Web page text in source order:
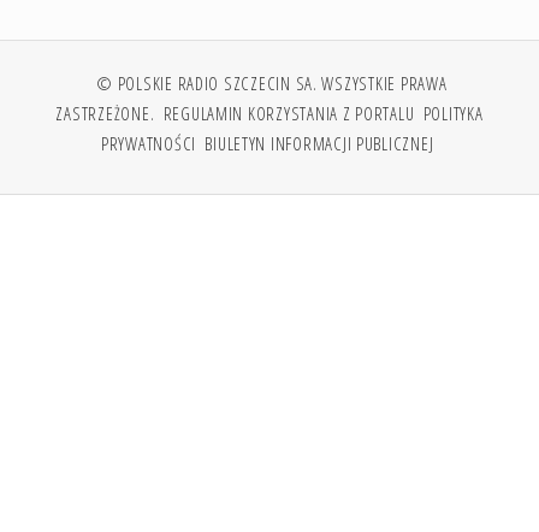
© POLSKIE RADIO SZCZECIN SA. WSZYSTKIE PRAWA
ZASTRZEŻONE. REGULAMIN KORZYSTANIA Z PORTALU POLITYKA
PRYWATNOŚCI BIULETYN INFORMACJI PUBLICZNEJ